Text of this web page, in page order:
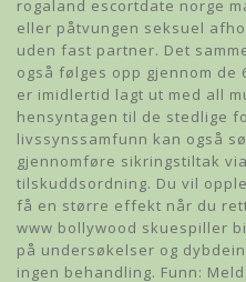
rogaland escortdate norge
eller påtvungen seksuel
uden fast partner. Det
også følges opp gjennom de
er imidlertid lagt ut med all
hensyntagen til de stedlige
livssynssamfunn kan også
gjennomføre sikringstiltak
tilskuddsordning. Du vil
få en større effekt når du
www bollywood skuespiller
på undersøkelser og
ingen behandling. Funn: